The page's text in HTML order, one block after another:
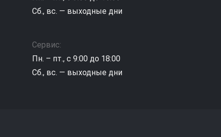
Сб., вс. — выходные дни
Сервис:
Пн. – пт., с 9:00 до 18:00
Сб., вс. — выходные дни